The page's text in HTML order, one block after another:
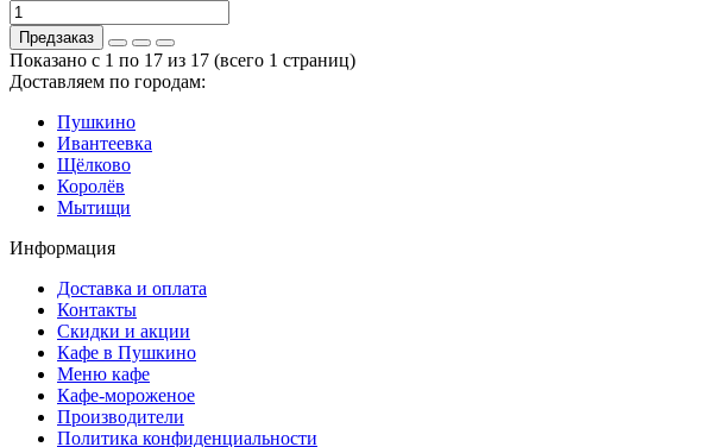
Предзаказ
Показано с 1 по 17 из 17 (всего 1 страниц)
Доставляем по городам:
Пушкино
Ивантеевка
Щёлково
Королёв
Мытищи
Информация
Доставка и оплата
Контакты
Скидки и акции
Кафе в Пушкино
Меню кафе
Кафе-мороженое
Производители
Политика конфиденциальности